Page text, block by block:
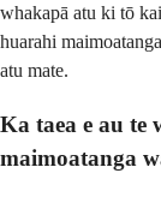
whakapā atu ki tō
huarahi
atu mate.
Ka taea e au te
maimoatanga